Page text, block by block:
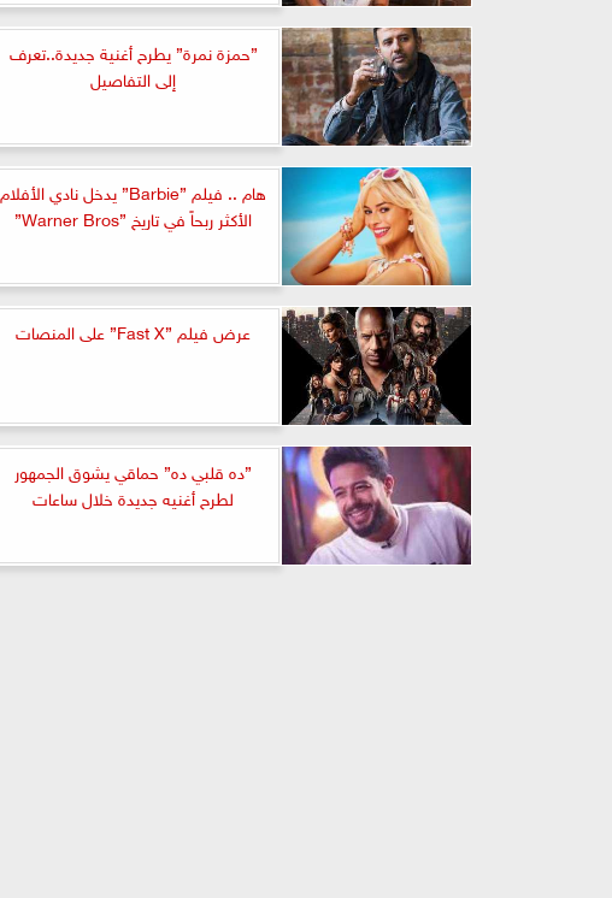
”حمزة نمرة” يطرح أغنية جديدة..تعرف
إلى التفاصيل
هام .. فيلم ”Barbie” يدخل نادي الأفلام
الأكثر ربحاً في تاريخ ”Warner Bros”
عرض فيلم ”Fast X” على المنصات
”ده قلبي ده” حماقي يشوق الجمهور
لطرح أغنيه جديدة خلال ساعات